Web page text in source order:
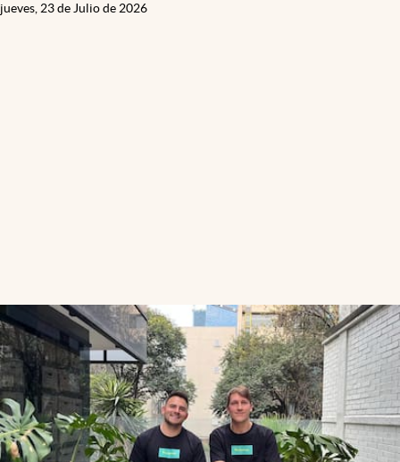
jueves, 23 de Julio de 2026